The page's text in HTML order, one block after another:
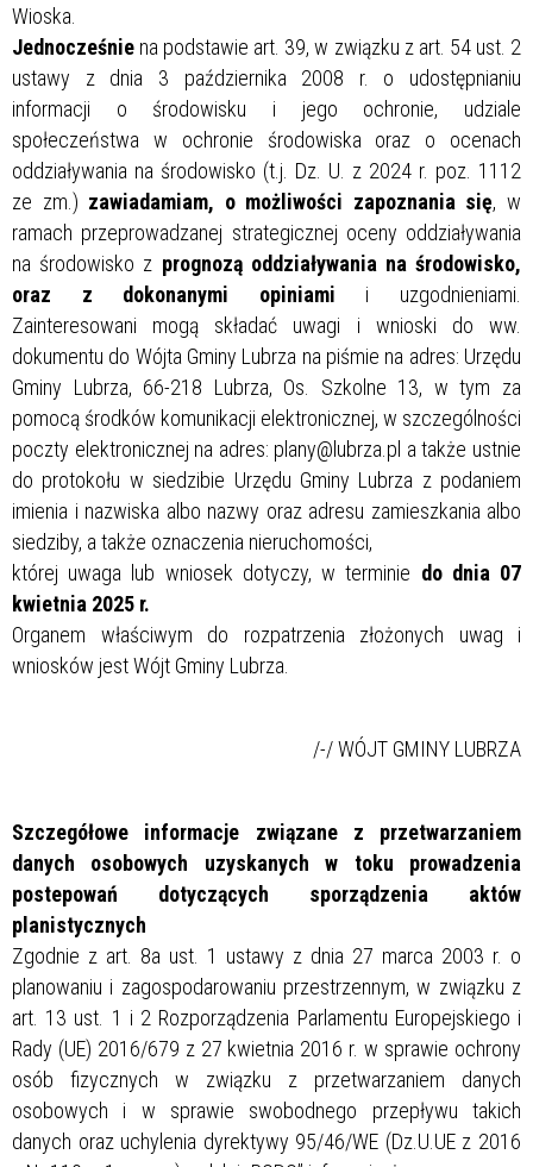
Wioska.
Jednocześnie na podstawie art. 39, w związku z art. 54 ust. 2
ustawy z dnia 3 października 2008 r. o udostępnianiu
informacji o środowisku i jego ochronie, udziale
społeczeństwa w ochronie środowiska oraz o ocenach
oddziaływania na środowisko (t.j. Dz. U. z 2024 r. poz. 1112
ze zm.) zawiadamiam, o możliwości zapoznania się, w
ramach przeprowadzanej strategicznej oceny oddziaływania
na środowisko z prognozą oddziaływania na środowisko,
oraz z dokonanymi opiniami i uzgodnieniami.
Zainteresowani mogą składać uwagi i wnioski do ww.
dokumentu do Wójta Gminy Lubrza na piśmie na adres: Urzędu
Gminy Lubrza, 66-218 Lubrza, Os. Szkolne 13, w tym za
pomocą środków komunikacji elektronicznej, w szczególności
poczty elektronicznej na adres: plany@lubrza.pl a także ustnie
do protokołu w siedzibie Urzędu Gminy Lubrza z podaniem
imienia i nazwiska albo nazwy oraz adresu zamieszkania albo
siedziby, a także oznaczenia nieruchomości,
której uwaga lub wniosek dotyczy, w terminie do dnia 07
kwietnia 2025 r.
Organem właściwym do rozpatrzenia złożonych uwag i
wniosków jest Wójt Gminy Lubrza.
/-/ WÓJT GMINY LUBRZA
Szczegółowe informacje związane z przetwarzaniem
danych osobowych uzyskanych w toku prowadzenia
postepowań dotyczących sporządzenia aktów
planistycznych
Zgodnie z art. 8a ust. 1 ustawy z dnia 27 marca 2003 r. o
planowaniu i zagospodarowaniu przestrzennym, w związku z
art. 13 ust. 1 i 2 Rozporządzenia Parlamentu Europejskiego i
Rady (UE) 2016/679 z 27 kwietnia 2016 r. w sprawie ochrony
osób fizycznych w związku z przetwarzaniem danych
osobowych i w sprawie swobodnego przepływu takich
danych oraz uchylenia dyrektywy 95/46/WE (Dz.U.UE z 2016